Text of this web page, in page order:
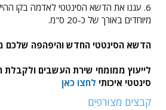
6. עגנו את הדשא הסינטטי לאדמה בקו
מיוחדים באורך של כ-20 ס"מ.
הדשא הסינטטי החדש והיפהפה שלכם
לייעוץ ממומחי שירת העשבים
סינטטי איכותי לחצו כאן
קבצים מצורפים